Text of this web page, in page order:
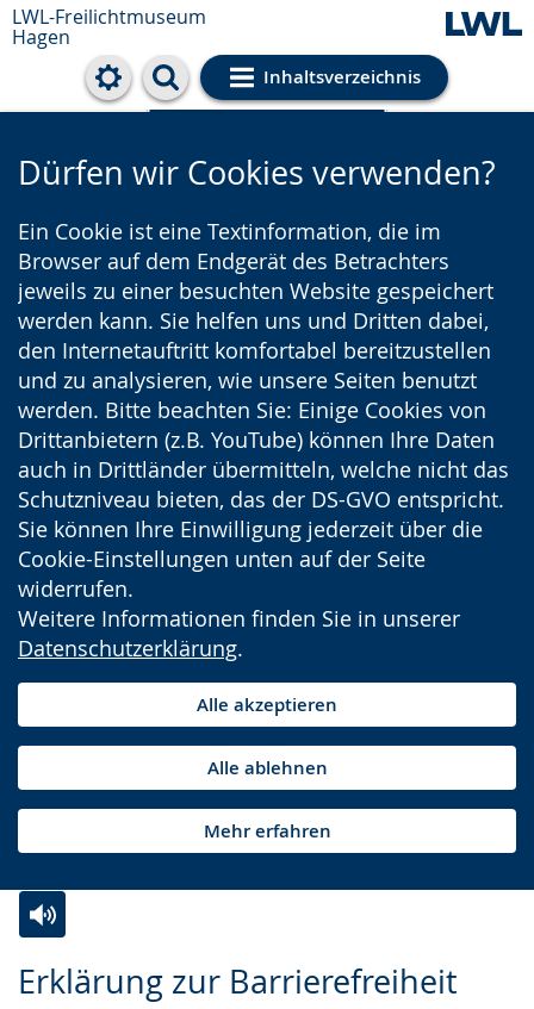
LWL-Freilichtmuseum
Hagen
Inhaltsverzeichnis
Cookie-Einstellungen
Dürfen wir Cookies verwenden?
Ein Cookie ist eine Textinformation, die im
Browser auf dem Endgerät des Betrachters
jeweils zu einer besuchten Website gespeichert
werden kann. Sie helfen uns und Dritten dabei,
den Internetauftritt komfortabel bereitzustellen
und zu analysieren, wie unsere Seiten benutzt
werden. Bitte beachten Sie: Einige Cookies von
Drittanbietern (z.B. YouTube) können Ihre Daten
auch in Drittländer übermitteln, welche nicht das
Schutzniveau bieten, das der DS-GVO entspricht.
Sie können Ihre Einwilligung jederzeit über die
Cookie-Einstellungen unten auf der Seite
widerrufen.
Weitere Informationen finden Sie in unserer
Datenschutzerklärung.
Alle akzeptieren
Alle ablehnen
Mehr erfahren
Erklärung zur Barrierefreiheit
Leichten
Audio-
Video